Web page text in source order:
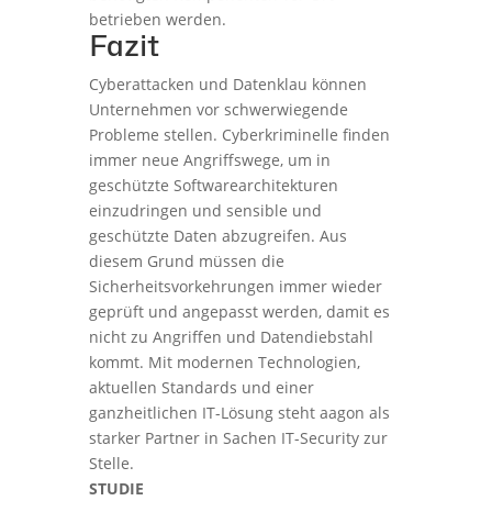
betrieben werden.
Fazit
Cyberattacken und Datenklau können
Unternehmen vor schwerwiegende
Probleme stellen. Cyberkriminelle finden
immer neue Angriffswege, um in
geschützte Softwarearchitekturen
einzudringen und sensible und
geschützte Daten abzugreifen. Aus
diesem Grund müssen die
Sicherheitsvorkehrungen immer wieder
geprüft und angepasst werden, damit es
nicht zu Angriffen und Datendiebstahl
kommt. Mit modernen Technologien,
aktuellen Standards und einer
ganzheitlichen IT-Lösung steht aagon als
starker Partner in Sachen IT-Security zur
Stelle.
STUDIE